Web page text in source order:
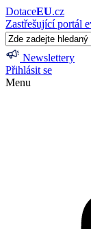
DotaceEU.cz
Zastřešující portál
Newslettery
Přihlásit se
Menu